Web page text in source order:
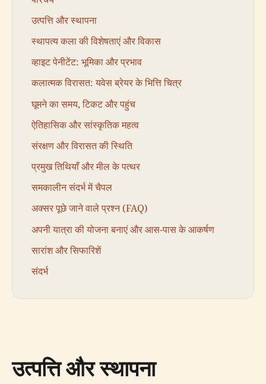
उत्पत्ति और स्थापना
स्थापत्य कला की विशेषताएं और विकास
व्हाइट पेनीटेंट: भूमिका और प्रभाव
कलात्मक विरासत: यवेस ब्रेयर के भित्ति चित्र
घूमने का समय, टिकट और पहुंच
ऐतिहासिक और सांस्कृतिक महत्व
संरक्षण और विरासत की स्थिति
प्रमुख तिथियाँ और मील के पत्थर
समकालीन संदर्भ में चैपल
अक्सर पूछे जाने वाले प्रश्न (FAQ)
अपनी यात्रा की योजना बनाएं और आस-पास के आकर्षण
सारांश और सिफारिशें
संदर्भ
उत्पत्ति और स्थापना